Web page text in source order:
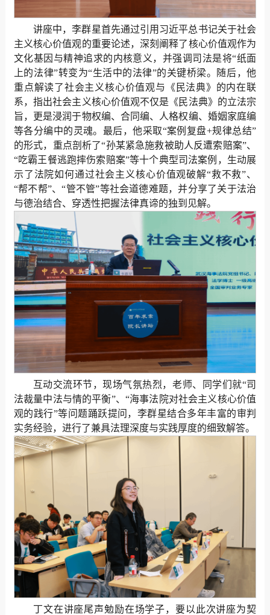
讲座中，李群星首先通过引用习近平总书记关于社会
主义核心价值观的重要论述，深刻阐释了核心价值观作为
文化基因与精神追求的内核意义，并强调司法是将“纸面
上的法律”转变为“生活中的法律”的关键桥梁。随后，他
重点解读了社会主义核心价值观与《民法典》的内在联
系，指出社会主义核心价值观不仅是《民法典》的立法宗
旨，更是浸润于物权编、合同编、人格权编、婚姻家庭编
等各分编中的灵魂。最后，他采取“案例复盘+规律总结”
的形式，重点剖析了“孙某紧急施救被助人反遭索赔案”、
“吃霸王餐逃跑摔伤索赔案”等十个典型司法案例，生动展
示了法院如何通过社会主义核心价值观破解“救不救”、
“帮不帮”、“管不管”等社会道德难题，并分享了关于法治
与德治结合、穿透性把握法律真谛的独到见解。
互动交流环节，现场气氛热烈，老师、同学们就“司
法裁量中法与情的平衡”、“海事法院对社会主义核心价值
观的践行”等问题踊跃提问，李群星结合多年丰富的审判
实务经验，进行了兼具法理深度与实践厚度的细致解答。
丁文在讲座尾声勉励在场学子，要以此次讲座为契